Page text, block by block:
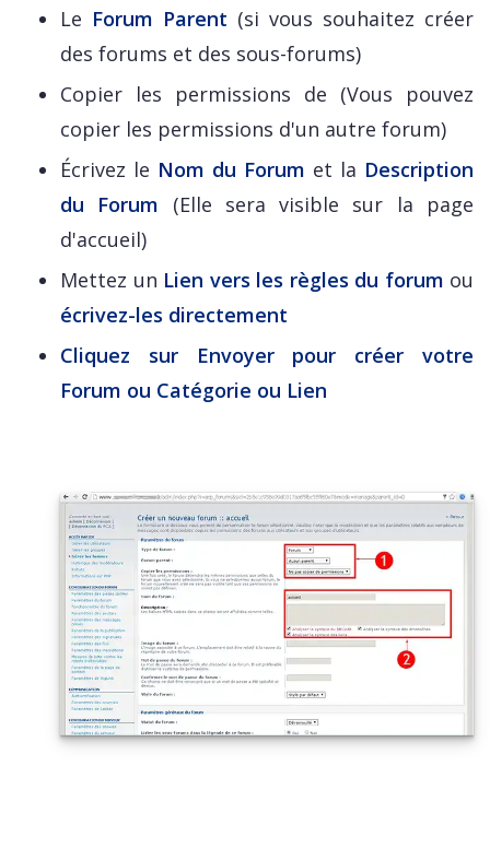
Le Forum Parent (si vous souhaitez créer
des forums et des sous-forums)
Copier les permissions de (Vous pouvez
copier les permissions d'un autre forum)
Écrivez le Nom du Forum et la Description
du Forum (Elle sera visible sur la page
d'accueil)
Mettez un Lien vers les règles du forum ou
écrivez-les directement
Cliquez sur Envoyer pour créer votre
Forum ou Catégorie ou Lien